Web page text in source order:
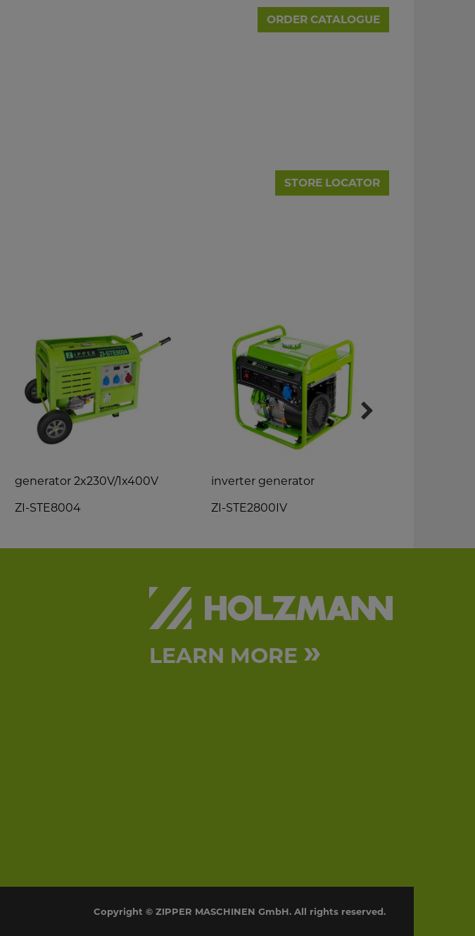
ORDER CATALOGUE
STORE LOCATOR
generator 2x230V/1x400V
ZI-STE8004
inverter generator
ZI-STE2800IV
LEARN MORE »
Copyright © ZIPPER MASCHINEN GmbH. All rights reserved.